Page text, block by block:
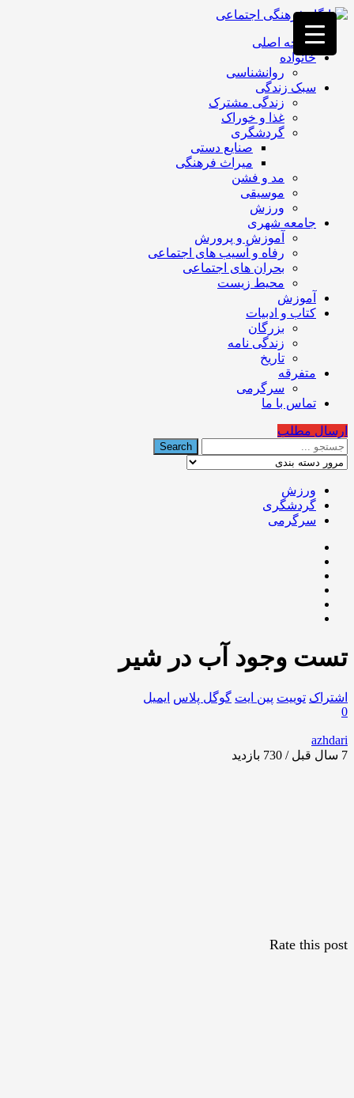
فصد
خون
غرب
تهران
خشکشویی
تصفیه
تهران
صفحه اصلی
خانواده
روانشناسی
سبک زندگی
زندگی مشترک
غذا و خوراک
گردشگری
صنایع دستی
میراث فرهنگی
مد و فشن
موسیقی
ورزش
جامعه شهری
آموزش و پرورش
رفاه و آسیب های اجتماعی
بحران های اجتماعی
محیط زیست
آموزش
کتاب و ادبیات
بزرگان
زندگی نامه
تاریخ
متفرقه
سرگرمی
تماس با ما
ارسال مطلب
ورزش
گردشگری
سرگرمی
تست وجود آب در شیر
اشتراک توییت پین ایت گوگل‌ پلاس ایمیل
0
azhdari
7 سال قبل / 730
بازدید
Rate this post